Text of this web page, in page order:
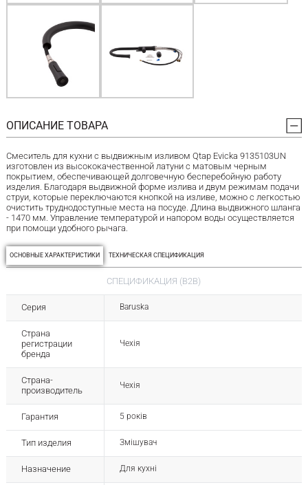
ОПИСАНИЕ ТОВАРА
Смеситель для кухни с выдвижным изливом Qtap Evicka 9135103UN
изготовлен из высококачественной латуни с матовым черным
покрытием, обеспечивающей долговечную бесперебойную работу
изделия. Благодаря выдвижной форме излива и двум режимам подачи
струи, которые переключаются кнопкой на изливе, можно с легкостью
очистить труднодоступные места на посуде. Длина выдвижного шланга
- 1470 мм. Управление температурой и напором воды осуществляется
при помощи удобного рычага.
ОСНОВНЫЕ ХАРАКТЕРИСТИКИ ТЕХНИЧЕСКАЯ СПЕЦИФИКАЦИЯ
СПЕЦИФИКАЦИЯ (B2B)
Серия Baruska
Страна
регистрации
бренда
Чехія
Страна-
производитель
Чехія
Гарантия 5 років
Тип изделия Змішувач
Назначение Для кухні